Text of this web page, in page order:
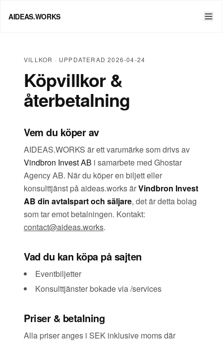
AIDEAS.WORKS
VILLKOR · UPPDATERAD 2026-04-24
Köpvillkor &
återbetalning
Vem du köper av
AIDEAS.WORKS är ett varumärke som drivs av
Vindbron Invest AB i samarbete med Ghostar
Agency AB. När du köper en biljett eller
konsulttjänst på aideas.works ärVindbron Invest
AB din avtalspart och säljare, det är detta bolag
som tar emot betalningen. Kontakt:
contact@aideas.works.
Vad du kan köpa på sajten
Eventbiljetter
Konsulttjänster bokade via /services
Priser & betalning
Alla priser anges i SEK inklusive moms där